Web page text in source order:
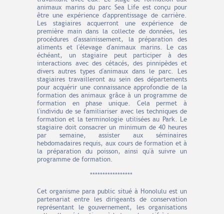
animaux marins du parc Sea Life est conçu pour
être une expérience d'apprentissage de carrière.
Les stagiaires acquerront une expérience de
première main dans la collecte de données, les
procédures d'assainissement, la préparation des
aliments et l'élevage d'animaux marins. Le cas
échéant, un stagiaire peut participer à des
interactions avec des cétacés, des pinnipèdes et
divers autres types d'animaux dans le parc. Les
stagiaires travailleront au sein des départements
pour acquérir une connaissance approfondie de la
formation des animaux grâce à un programme de
formation en phase unique. Cela permet à
l'individu de se familiariser avec les techniques de
formation et la terminologie utilisées au Park. Le
stagiaire doit consacrer un minimum de 40 heures
par semaine, assister aux séminaires
hebdomadaires requis, aux cours de formation et à
la préparation du poisson, ainsi qu'à suivre un
programme de formation.
*****************
Cet organisme para public situé à Honolulu est un
partenariat entre les dirigeants de conservation
représentant le gouvernement, les organisations